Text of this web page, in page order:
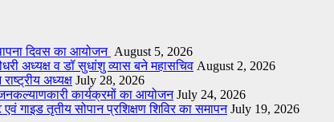
दिवस का आयोजन August 5, 2026
अध्यक्ष व डॉ सुधांशु व्यास बने महासचिव August 2, 2026
अध्यक्ष July 28, 2026
कार्यक्रमों का आयोजन July 24, 2026
गाइड तृतीय सोपान प्रशिक्षण शिविर का समापन July 19, 2026